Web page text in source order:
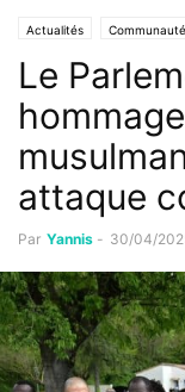
Actualités Communauté
Le
attaque
Par Yannis - 30/04/